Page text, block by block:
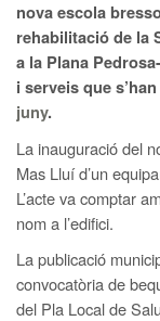
nova escola
rehabilitació de la
a la Plana
i serveis que
juny.
La inauguració del
Mas Lluí d’un
L’acte va comptar
nom a l’edifici.
La publicació
convocatòria de
del Pla Local de